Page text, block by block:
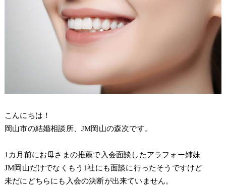
こんにちは！
岡山市の結婚相談所、JM岡山の森次です。
1カ月前にお母さまの推薦で入会面談したアラフォー姉妹
JM岡山だけでなくもう1社にも面談に行ったそうですけど
未だにどちらにも入会の決断が出来ていません。